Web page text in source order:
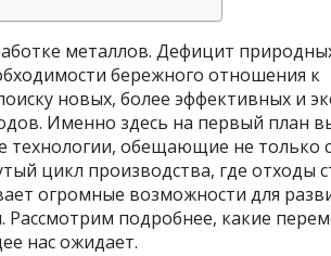
металлов. Дефицит
бережного отношения к
новых, более эффективных и
Именно здесь на первый план
обещающие не только
цикл производства, где отходы
огромные возможности для
подробнее, какие
нас ожидает.